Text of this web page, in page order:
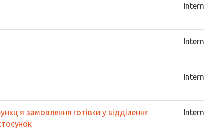
замовлення готівки у відділення